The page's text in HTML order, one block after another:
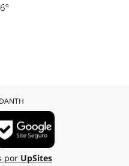
por UpSites